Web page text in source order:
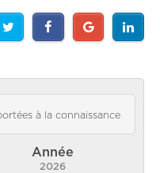
à la connaissance
Année
2026